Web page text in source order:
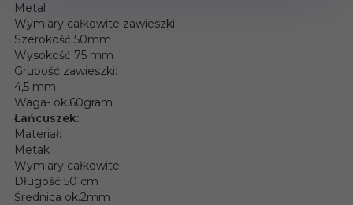
Metal
Wymiary całkowite zawieszki:
Szerokość 50mm
Wysokość 75 mm
Grubość zawieszki:
4,5 mm
Waga- ok.60gram
Łańcuszek:
Materiał:
Metak
Wymiary całkowite:
Długość 50 cm
Średnica ok.2mm